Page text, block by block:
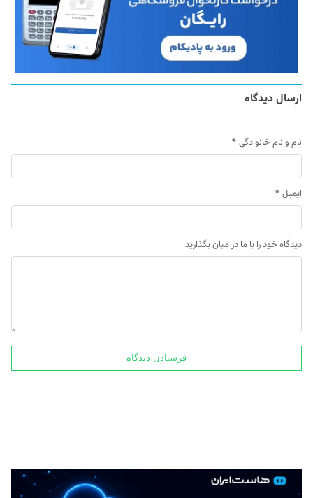
ارسال دیدگاه
نام و نام خانوادگی *
ایمیل *
دیدگاه خود را با ما در میان بگذارید